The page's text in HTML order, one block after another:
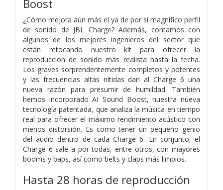
Boost
¿Cómo mejora aún más el ya de por sí magnífico perfil
de sonido de JBL Charge? Además, contamos con
algunos de los mejores ingenieros del sector que
están retocando nuestro kit para ofrecer la
reproducción de sonido más realista hasta la fecha.
Los graves sorprendentemente completos y potentes
y las frecuencias altas nítidas dan al Charge 6 una
nueva razón para presumir de humildad. También
hemos incorporado AI Sound Boost, nuestra nueva
tecnología patentada, que analiza la música en tiempo
real para ofrecer el máximo rendimiento acústico con
menos distorsión. Es como tener un pequeño genio
del audio dentro de cada Charge 6. En conjunto, el
Charge 6 sale a por todas, entre otros, con mayores
booms y baps, así como belts y claps más limpios.
Hasta 28 horas de reproducción